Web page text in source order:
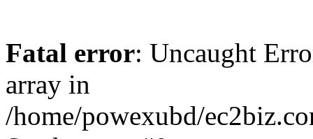
Fatal error: Uncaught
array in
/home/powexubd/